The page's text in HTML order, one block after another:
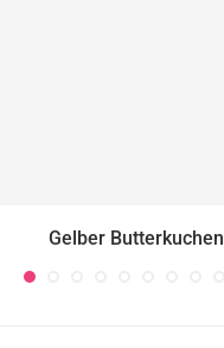
Gelber Butterkuchen